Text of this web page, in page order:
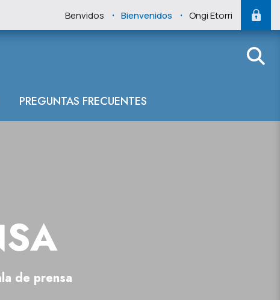
Benvidos . Bienvenidos . Ongi Etorri
PREGUNTAS FRECUENTES
de prensa